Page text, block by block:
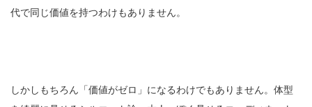
代で同じ価値を持つわけもありません。
しかしもちろん「価値がゼロ」になるわけでもありません。体型